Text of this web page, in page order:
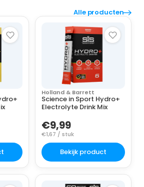
Alle producten
Holland & Barrett
Science in Sport Hydro+
Electrolyte Drink Mix
€9,99
€1,67 / stuk
Bekijk product